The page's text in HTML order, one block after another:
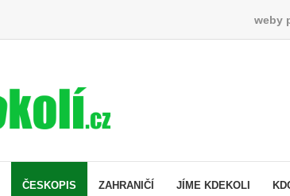
weby
ČESKOPIS ZAHRANIČÍ JÍME KDEKOLI